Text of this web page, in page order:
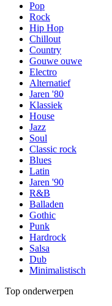
Pop
Rock
Hip Hop
Chillout
Country
Gouwe ouwe
Electro
Alternatief
Jaren '80
Klassiek
House
Jazz
Soul
Classic rock
Blues
Latin
Jaren '90
R&B
Balladen
Gothic
Punk
Hardrock
Salsa
Dub
Minimalistisch
Top onderwerpen